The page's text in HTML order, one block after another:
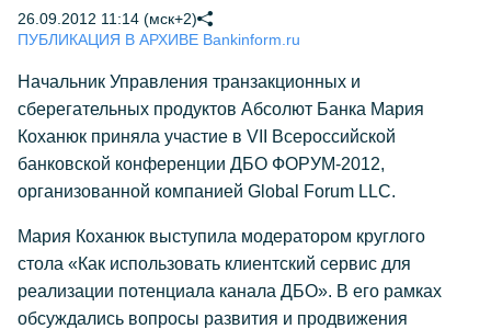
26.09.2012 11:14 (мск+2)
ПУБЛИКАЦИЯ В АРХИВЕ Bankinform.ru
Начальник Управления транзакционных и
сберегательных продуктов Абсолют Банка Мария
Коханюк приняла участие в VII Всероссийской
банковской конференции ДБО ФОРУМ-2012,
организованной компанией Global Forum LLC.
Мария Коханюк выступила модератором круглого
стола «Как использовать клиентский сервис для
реализации потенциала канала ДБО». В его рамках
обсуждались вопросы развития и продвижения